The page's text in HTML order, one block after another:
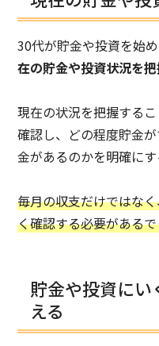
30代が貯金や投資を始
在の貯金や投資状況を
現在の状況を把握する
確認し、どの程度貯金
金があるのかを明確にす
毎月の収支だけではな
く確認する必要がある
貯金や投資に
える